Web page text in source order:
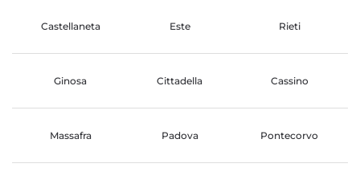
Castellaneta Este Rieti
Ginosa Cittadella Cassino
Massafra Padova Pontecorvo